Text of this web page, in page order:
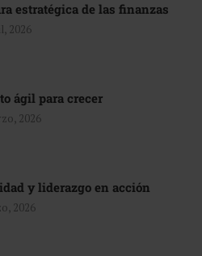
estratégica de las finanzas
2026
ágil para crecer
2026
y liderazgo en acción
2026